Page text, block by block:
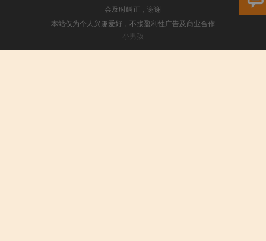
会及时纠正，谢谢
本站仅为个人兴趣爱好，不接盈利性广告及商业合作
小男孩